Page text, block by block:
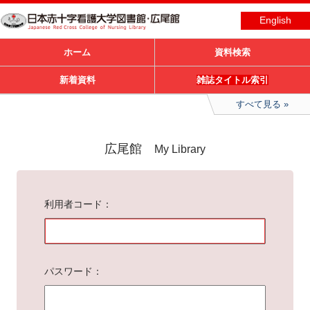
English
ホーム 資料検索
新着資料 雑誌タイトル索引
すべて見る
広尾館 My Library
利用者コード
パスワード